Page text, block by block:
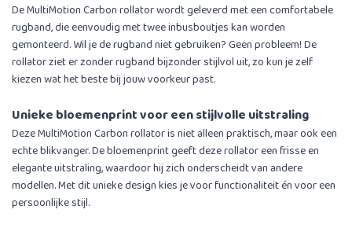
De MultiMotion Carbon rollator wordt geleverd met een comfortabele
rugband, die eenvoudig met twee inbusboutjes kan worden
gemonteerd. Wil je de rugband niet gebruiken? Geen probleem! De
rollator ziet er zonder rugband bijzonder stijlvol uit, zo kun je zelf
kiezen wat het beste bij jouw voorkeur past.
Unieke bloemenprint voor een stijlvolle uitstraling
Deze MultiMotion Carbon rollator is niet alleen praktisch, maar ook een
echte blikvanger. De bloemenprint geeft deze rollator een frisse en
elegante uitstraling, waardoor hij zich onderscheidt van andere
modellen. Met dit unieke design kies je voor functionaliteit én voor een
persoonlijke stijl.